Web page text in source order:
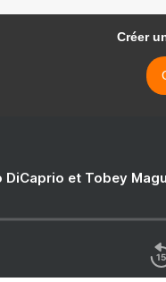
Créer
DiCaprio et Tobey